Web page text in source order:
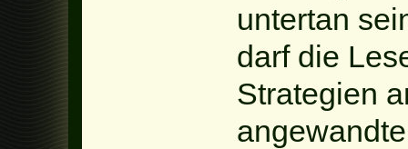
untertan
darf die
Strategien